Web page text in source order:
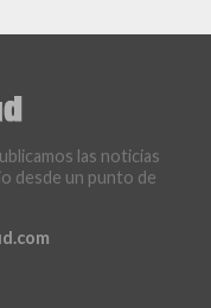
las noticias
desde un punto de